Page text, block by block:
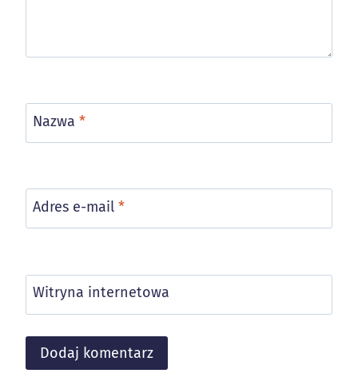
Nazwa *
Adres e-mail *
Witryna internetowa